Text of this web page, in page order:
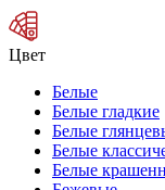
Цвет
Белые
Белые гладкие
Белые
Белые
Белые